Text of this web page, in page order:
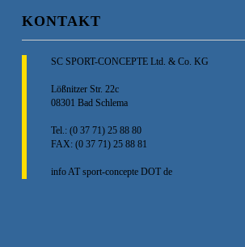
KONTAKT
SC SPORT-CONCEPTE Ltd. & Co. KG
Lößnitzer Str. 22c
08301 Bad Schlema
Tel.: (0 37 71) 25 88 80
FAX: (0 37 71) 25 88 81
info AT sport-concepte DOT de